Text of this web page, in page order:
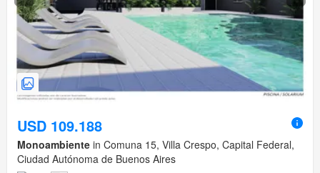
USD 109.188
Monoambiente in Comuna 15, Villa Crespo, Capital Federal,
Ciudad Autónoma de Buenos Aires